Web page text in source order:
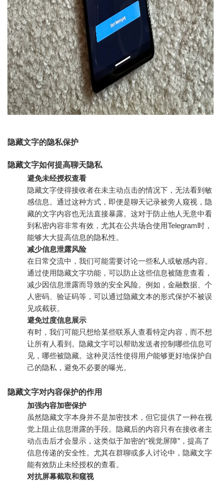
隐藏文字的隐私保护
隐藏文字如何提高聊天隐私
避免未经授权查看
隐藏文字使得接收者在未主动点击的情况下，无法看到敏
感信息。通过这种方式，即便是聊天记录被旁人窥视，隐
藏的文字内容也无法直接暴露。这对于防止他人无意中看
到私密内容非常有效，尤其在公共场合使用Telegram时，
能够大大提高信息的隐私性。
减少信息泄露风险
在日常交流中，我们可能需要讨论一些私人或敏感内容。
通过使用隐藏文字功能，可以防止这些信息被随意查看，
减少因信息泄露而导致的安全风险。例如，金融数据、个
人密码、验证码等，可以通过隐藏文本的形式保护不被误
见或截获。
避免过度信息展示
有时，我们可能只想给某些联系人查看特定内容，而不想
让所有人看到。隐藏文字可以帮助发送者控制哪些信息可
见，哪些被隐藏。这种灵活性使得用户能够更好地保护自
己的隐私，避免不必要的曝光。
隐藏文字对内容保护的作用
加强内容加密保护
虽然隐藏文字本身并不是加密技术，但它提供了一种在视
觉上阻止信息泄露的手段。隐藏后的内容只有在接收者主
动点击后才会显示，这类似于加密的“视觉屏障”，提高了
信息传递的安全性。尤其在群聊或多人讨论中，隐藏文字
能有效防止未经授权的查看。
对抗屏幕截取和窥视